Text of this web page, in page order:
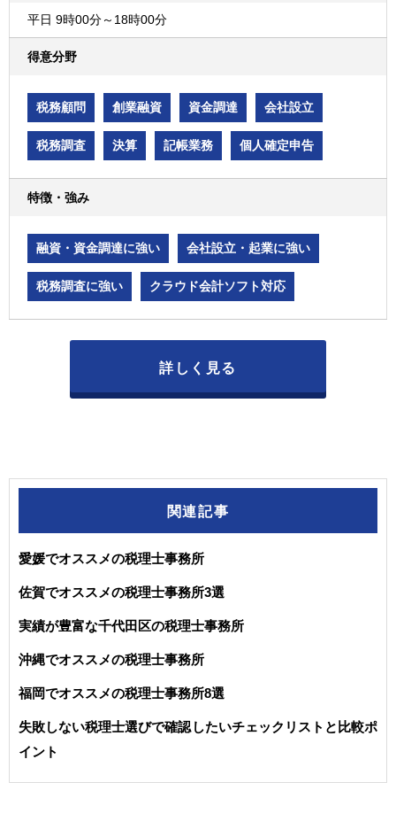
平日 9時00分～18時00分
得意分野
税務顧問 創業融資 資金調達 会社設立
税務調査 決算 記帳業務 個人確定申告
特徴・強み
融資・資金調達に強い 会社設立・起業に強い
税務調査に強い クラウド会計ソフト対応
詳しく見る
関連記事
愛媛でオススメの税理士事務所
佐賀でオススメの税理士事務所3選
実績が豊富な千代田区の税理士事務所
沖縄でオススメの税理士事務所
福岡でオススメの税理士事務所8選
失敗しない税理士選びで確認したいチェックリストと比較ポ
イント